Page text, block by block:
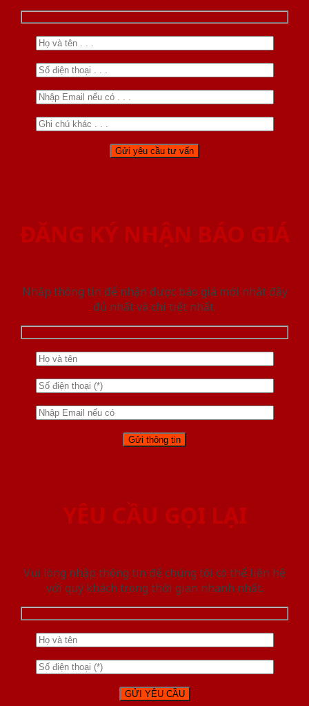
ĐĂNG KÝ NHẬN BÁO GIÁ
Nhập thông tin để nhận được báo giá mới nhât đầy
đủ nhất và chi tiết nhất.
YÊU CẦU GỌI LẠI
Vui lòng nhập thông tin để chúng tôi có thể liên hệ
với quý khách trong thời gian nhanh nhất.